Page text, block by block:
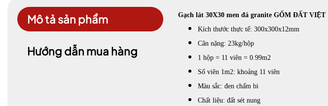
Mô tả sản phẩm
Hướng dẫn mua hàng
Gạch lát 30X30 men đá granite GỐM ĐẤT VIỆT
Kích thước thực tế: 300x300x12mm
Cân nặng: 23kg/hộp
1 hộp = 11 viên = 0.99m2
Số viên 1m2: khoảng 11 viên
Màu sắc: đen chấm bi
Chất liệu: đất sét nung